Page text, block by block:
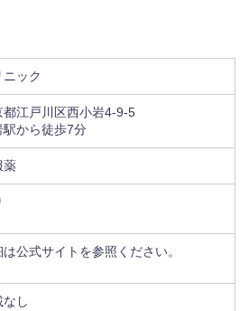
ニック
都江戸川区西小岩4-9-5
駅から徒歩7分
薬
は公式サイトを参照ください。
なし